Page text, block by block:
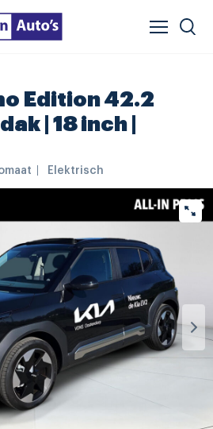
Edition 42.2
| 18 inch |
Elektrisch